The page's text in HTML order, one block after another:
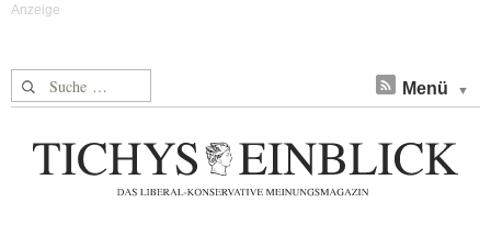
Suche nach: Menü